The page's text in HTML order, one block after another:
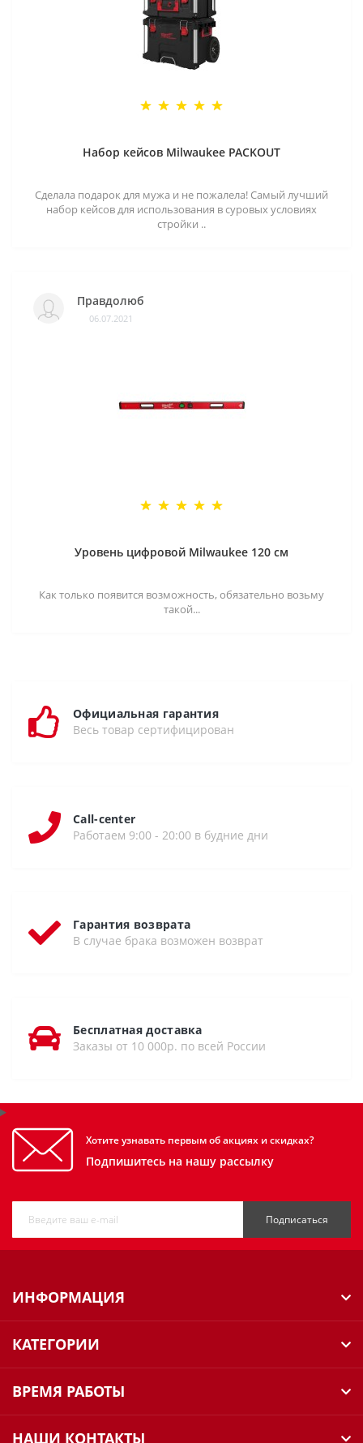
Набор кейсов Milwaukee PACKOUT
Сделала подарок для мужа и не пожалела! Самый лучший
набор кейсов для использования в суровых условиях
стройки ..
Правдолюб
06.07.2021
Уровень цифровой Milwaukee 120 см
Как только появится возможность, обязательно возьму
такой...
Официальная гарантия
Весь товар сертифицирован
Call-center
Работаем 9:00 - 20:00 в будние дни
Гарантия возврата
В случае брака возможен возврат
Бесплатная доставка
Заказы от 10 000р. по всей России
Хотите узнавать первым об акциях и скидках?
Подпишитесь на нашу рассылку
Подписаться
ИНФОРМАЦИЯ
КАТЕГОРИИ
ВРЕМЯ РАБОТЫ
НАШИ КОНТАКТЫ